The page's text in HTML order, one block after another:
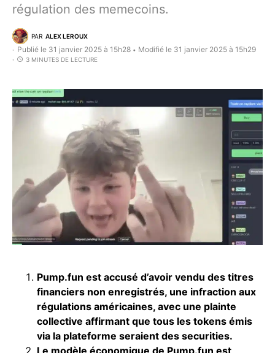
régulation des memecoins.
PAR ALEX LEROUX
Publié le 31 janvier 2025 à 15h28 • Modifié le 31 janvier 2025 à 15h29
3 MINUTES DE LECTURE
Pump.fun est accusé d’avoir vendu des titres
financiers non enregistrés, une infraction aux
régulations américaines, avec une plainte
collective affirmant que tous les tokens émis
via la plateforme seraient des securities.
Le modèle économique de Pump.fun est